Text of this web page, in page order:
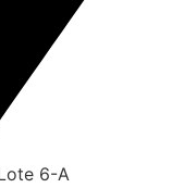
6-A